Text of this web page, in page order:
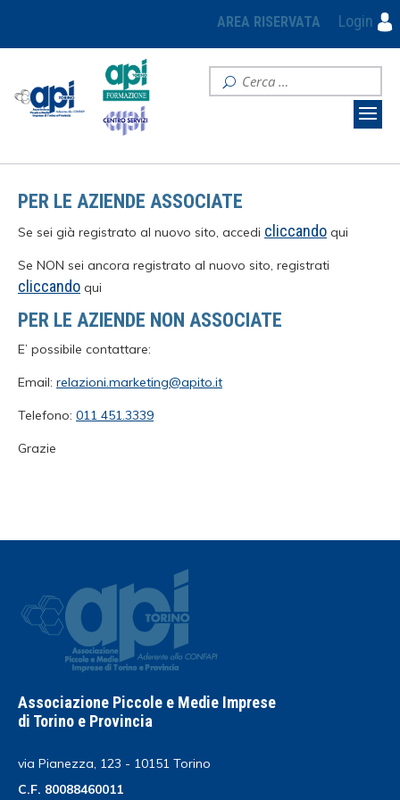
AREA RISERVATA Login
PER LE AZIENDE ASSOCIATE
Se sei già registrato al nuovo sito, accedi cliccando qui
Se NON sei ancora registrato al nuovo sito, registrati
cliccando qui
PER LE AZIENDE NON ASSOCIATE
E’ possibile contattare:
Email: relazioni.marketing@apito.it
Telefono: 011 451.3339
Grazie
Associazione Piccole e Medie Imprese
di Torino e Provincia
via Pianezza, 123 - 10151 Torino
C.F. 80088460011